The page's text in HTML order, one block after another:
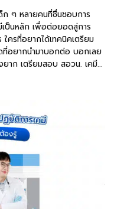
ก ๆ หลายคนที่ชื่นชอบการ
เป็นหลัก เพื่อต่อยอดสู่การ
ใครที่อยากได้เทคนิคเตรียม
อยากนำมาบอกต่อ บอกเลย
ยาก เตรียมสอบ สอวน. เคมี...